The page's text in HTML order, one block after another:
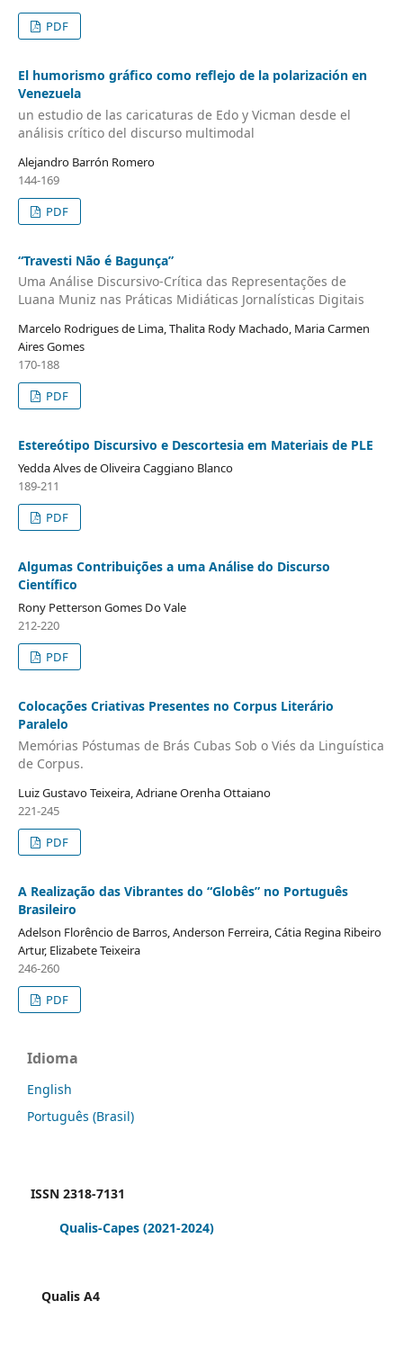
PDF
El humorismo gráfico como reflejo de la polarización en
Venezuela
un estudio de las caricaturas de Edo y Vicman desde el
análisis crítico del discurso multimodal
Alejandro Barrón Romero
144-169
PDF
“Travesti Não é Bagunça”
Uma Análise Discursivo-Crítica das Representações de
Luana Muniz nas Práticas Midiáticas Jornalísticas Digitais
Marcelo Rodrigues de Lima, Thalita Rody Machado, Maria Carmen
Aires Gomes
170-188
PDF
Estereótipo Discursivo e Descortesia em Materiais de PLE
Yedda Alves de Oliveira Caggiano Blanco
189-211
PDF
Algumas Contribuições a uma Análise do Discurso
Científico
Rony Petterson Gomes Do Vale
212-220
PDF
Colocações Criativas Presentes no Corpus Literário
Paralelo
Memórias Póstumas de Brás Cubas Sob o Viés da Linguística
de Corpus.
Luiz Gustavo Teixeira, Adriane Orenha Ottaiano
221-245
PDF
A Realização das Vibrantes do “Globês” no Português
Brasileiro
Adelson Florêncio de Barros, Anderson Ferreira, Cátia Regina Ribeiro
Artur, Elizabete Teixeira
246-260
PDF
Idioma
English
Português (Brasil)
ISSN 2318-7131
Qualis-Capes (2021-2024)
Qualis A4